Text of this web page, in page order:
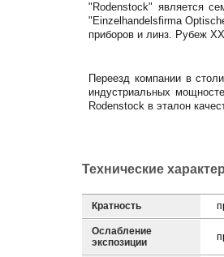
"Rodenstock" является
"Einzelhandelsfirma
приборов и линз. Рубеж
Переезд компании в
индустриальных
Rodenstock в эталон
Технические
Кратность
Ослабление
экспозиции